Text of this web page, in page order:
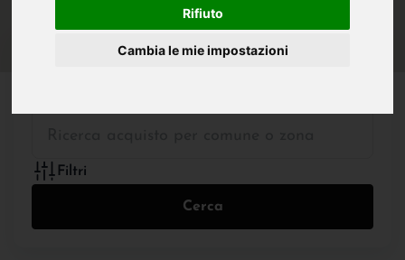
Rifiuto
Cambia le mie impostazioni
Filtri
Cerca